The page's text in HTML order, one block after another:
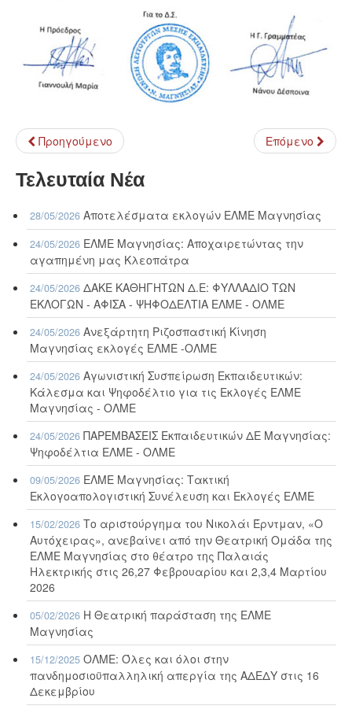
Προηγούμενο Επόμενο
Τελευταία Νέα
28/05/2026 Αποτελέσματα εκλογών ΕΛΜΕ Μαγνησίας
24/05/2026 ΕΛΜΕ Μαγνησίας: Αποχαιρετώντας την
αγαπημένη μας Κλεοπάτρα
24/05/2026 ΔΑΚΕ ΚΑΘΗΓΗΤΩΝ Δ.Ε: ΦΥΛΛΑΔΙΟ ΤΩΝ
ΕΚΛΟΓΩΝ - ΑΦΙΣΑ - ΨΗΦΟΔΕΛΤΙΑ ΕΛΜΕ - ΟΛΜΕ
24/05/2026 Ανεξάρτητη Ριζοσπαστική Κίνηση
Μαγνησίας εκλογές ΕΛΜΕ -ΟΛΜΕ
24/05/2026 Αγωνιστική Συσπείρωση Εκπαιδευτικών:
Κάλεσμα και Ψηφοδέλτιο για τις Εκλογές ΕΛΜΕ
Μαγνησίας - ΟΛΜΕ
24/05/2026 ΠΑΡΕΜΒΑΣΕΙΣ Εκπαιδευτικών ΔΕ Μαγνησίας:
Ψηφοδέλτια ΕΛΜΕ - ΟΛΜΕ
09/05/2026 ΕΛΜΕ Μαγνησίας: Τακτική
Εκλογοαπολογιστική Συνέλευση και Εκλογές ΕΛΜΕ
15/02/2026 Το αριστούργημα του Νικολάι Έρντμαν, «Ο
Αυτόχειρας», ανεβαίνει από την Θεατρική Ομάδα της
ΕΛΜΕ Μαγνησίας στο θέατρο της Παλαιάς
Ηλεκτρικής στις 26,27 Φεβρουαρίου και 2,3,4 Μαρτίου
2026
05/02/2026 Η Θεατρική παράσταση της ΕΛΜΕ
Μαγνησίας
15/12/2025 ΟΛΜΕ: Όλες και όλοι στην
πανδημοσιοϋπαλληλική απεργία της ΑΔΕΔΥ στις 16
Δεκεμβρίου